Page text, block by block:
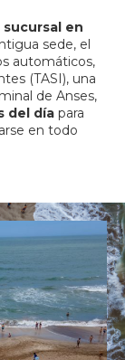
sucursal en
sede, el
automáticos,
(TASI), una
de Anses,
del día para
en todo